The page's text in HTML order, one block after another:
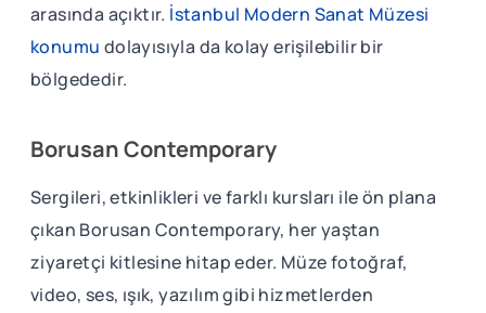
arasında açıktır. İstanbul Modern Sanat Müzesi
konumu dolayısıyla da kolay erişilebilir bir
bölgededir.
Borusan Contemporary
Sergileri, etkinlikleri ve farklı kursları ile ön plana
çıkan Borusan Contemporary, her yaştan
ziyaretçi kitlesine hitap eder. Müze fotoğraf,
video, ses, ışık, yazılım gibi hizmetlerden